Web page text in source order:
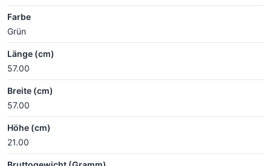
Farbe
Grün
Länge (cm)
57.00
Breite (cm)
57.00
Höhe (cm)
21.00